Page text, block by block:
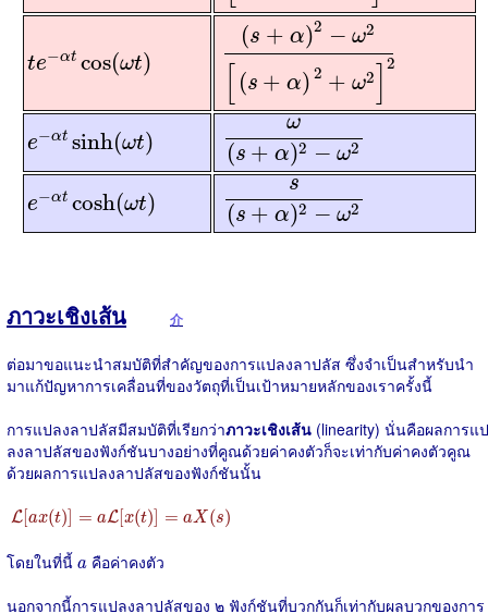
te−αt cos(ωt)
te −α cos ωt (s + α)2 − ω2
(s + α) 2 + ω2 ]2
(s+α)2−ω2[(s+α)2+ω2]2
e−αt sinh(ωt)
e−α sinh( ωt ω
(s + α)2 − ω2
ω(s+α)2−ω2
e−αt cosh(ωt)
e−α cosh ωt s
(s + α)2 − ω2
s(s+α)2−ω2
ภาวะเชิงเส้น 介
ต่อมาขอแนะนำสมบัติที่สำคัญของการแปลงลาปลัส ซึ่งจำเป็นสำหรับนำ
มาแก้ปัญหาการเคลื่อนที่ของวัตถุที่เป็นเป้าหมายหลักของเราครั้งนี้
การแปลงลาปลัสมีสมบัติที่เรียกว่าภาวะเชิงเส้น (linearity) นั่นคือผลการแป
ลงลาปลัสของฟังก์ชันบางอย่างที่คูณด้วยค่าคงตัวก็จะเท่ากับค่าคงตัวคูณ
ด้วยผลการแปลงลาปลัสของฟังก์ชันนั้น
L[ax(t)] = aL[x(t)] = aX (s)
L[ax(t)]= [x(t)]=aX )
โดยในที่นี้ a
a คือค่าคงตัว
นอกจากนี้การแปลงลาปลัสของ ๒ ฟังก์ชันที่บวกกันก็เท่ากับผลบวกของการ